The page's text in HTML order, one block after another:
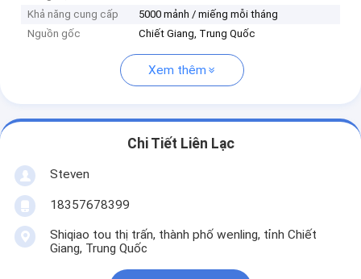
Khả năng cung cấp
5000 mảnh / miếng mỗi tháng
Nguồn gốc
Chiết Giang, Trung Quốc
Xem thêm
Chi Tiết Liên Lạc
Steven
18357678399
Shiqiao tou thị trấn, thành phố wenling, tỉnh Chiết
Giang, Trung Quốc